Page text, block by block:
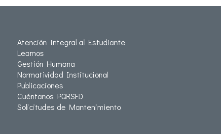
Atención Integral al Estudiante
Leamos
Gestión Humana
Normatividad Institucional
Publicaciones
Cuéntanos PQRSFD
Solicitudes de Mantenimiento